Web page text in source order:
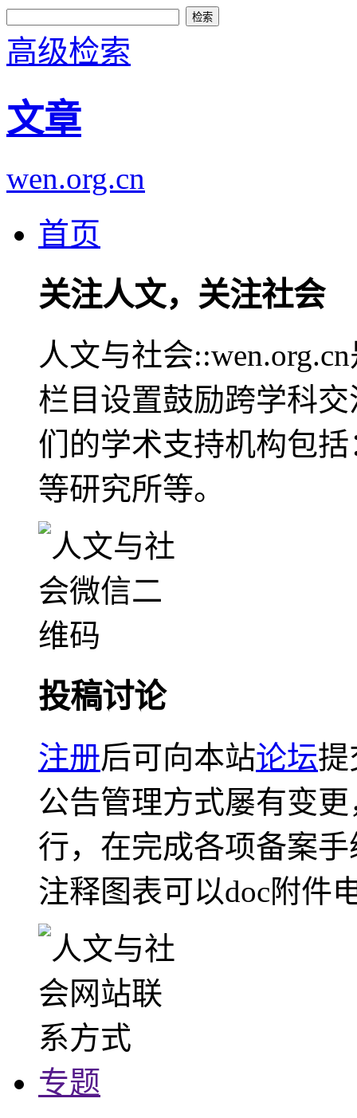
高级检索
文章
wen.org.cn
首页
关注人文，关注社会
人文与社会
栏目设置鼓励跨学科
们的学术支持机构包
等研究所等。
投稿讨论
注册后可向本站论坛提
公告管理方式屡有变
行，在完成各项备案
注释图表可以doc附件
专题